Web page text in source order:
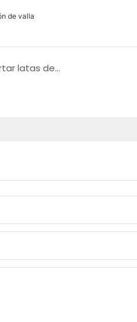
de valla
¡Disfruta de la personalización! Exportar latas de basura de clasificación de aleación de aluminio en el Medio Oriente para crear espacios de calidad al aire libre - Arlau